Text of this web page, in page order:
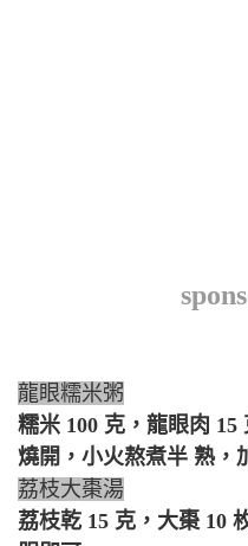
龍眼糯米粥
糯米 100 克，龍眼肉
燒開，小火熬煮半 熟，
荔枝大棗湯
荔枝乾 15 克，大棗 10